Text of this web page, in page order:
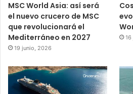
MSC World Asia: así será
el nuevo crucero de MSC
que revolucionará el
Mediterráneo en 2027
19 junio, 2026